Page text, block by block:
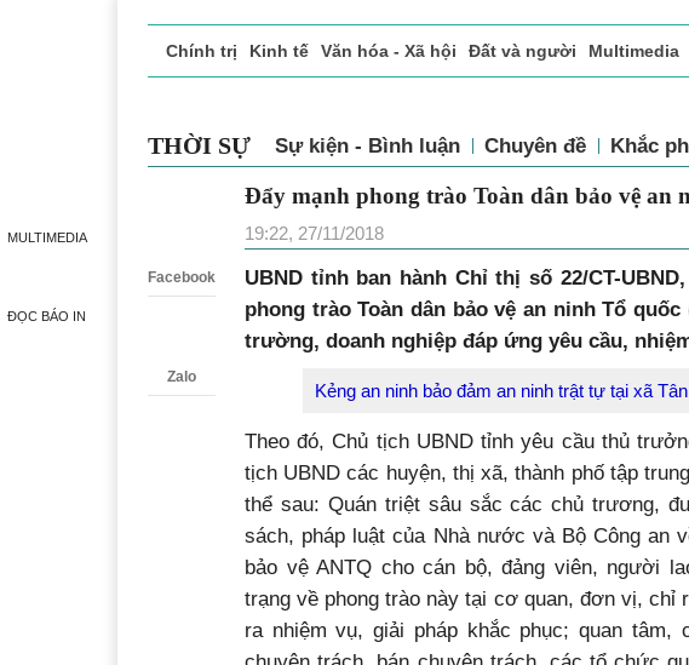
MULTIMEDIA
ĐỌC BÁO IN
Chính trị Kinh tế Văn hóa - Xã hội Đất và người Multimedia
THỜI SỰ Sự kiện - Bình luận Chuyên đề Khắc
Facebook
Zalo
Đẩy mạnh phong trào Toàn dân bảo
19:22, 27/11/2018
UBND tỉnh ban hành Chỉ thị số 22/CT-
phong trào Toàn dân bảo vệ an ninh Tổ
trường, doanh nghiệp đáp ứng yêu cầu,
Kẻng an ninh bảo đảm an ninh trật tự tại xã
Theo đó, Chủ tịch UBND tỉnh yêu cầu thủ
tịch UBND các huyện, thị xã, thành phố tập
thể sau: Quán triệt sâu sắc các chủ trương,
sách, pháp luật của Nhà nước và Bộ Công an
bảo vệ ANTQ cho cán bộ, đảng viên, người
trạng về phong trào này tại cơ quan, đơn vị, chỉ
ra nhiệm vụ, giải pháp khắc phục; quan